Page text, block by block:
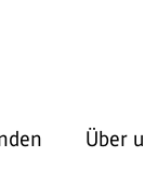
Über